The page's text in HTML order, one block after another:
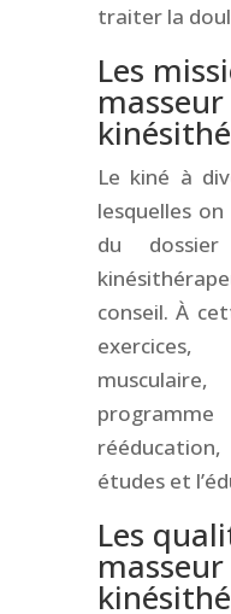
traiter la
Les
masseur
Le kiné à
lesquelles
du
conseil. À
études et
Les
masseur